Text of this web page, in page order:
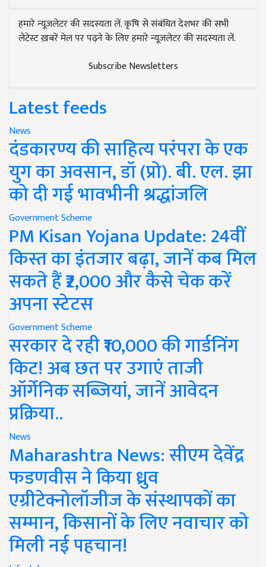
हमारे न्यूज़लेटर की सदस्यता लें. कृषि से संबंधित देशभर की सभी
लेटेस्ट ख़बरें मेल पर पढ़ने के लिए हमारे न्यूज़लेटर की सदस्यता लें.
Subscribe Newsletters
Latest feeds
News
दंडकारण्य की साहित्य परंपरा के एक
युग का अवसान, डॉ (प्रो). बी. एल. झा
को दी गई भावभीनी श्रद्धांजलि
Government Scheme
PM Kisan Yojana Update: 24वीं
किस्त का इंतजार बढ़ा, जानें कब मिल
सकते हैं ₹2,000 और कैसे चेक करें
अपना स्टेटस
Government Scheme
सरकार दे रही ₹10,000 की गार्डनिंग
किट! अब छत पर उगाएं ताजी
ऑर्गेनिक सब्जियां, जानें आवेदन
प्रक्रिया..
News
Maharashtra News: सीएम देवेंद्र
फडणवीस ने किया ध्रुव
एग्रीटेक्नोलॉजीज के संस्थापकों का
सम्मान, किसानों के लिए नवाचार को
मिली नई पहचान!